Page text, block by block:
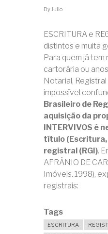
E
ByJulio
ESCRITURA e
distintos e muita
Para quem já
cartorária ou
Notarial,
impossível
Brasileiro de
aquisição da
INTERVIVOS é
título (Escritura,
registral (RGI).
AFRÂNIO DE
Imóveis. 1998),
registrais:
Tags
ESCRITURA